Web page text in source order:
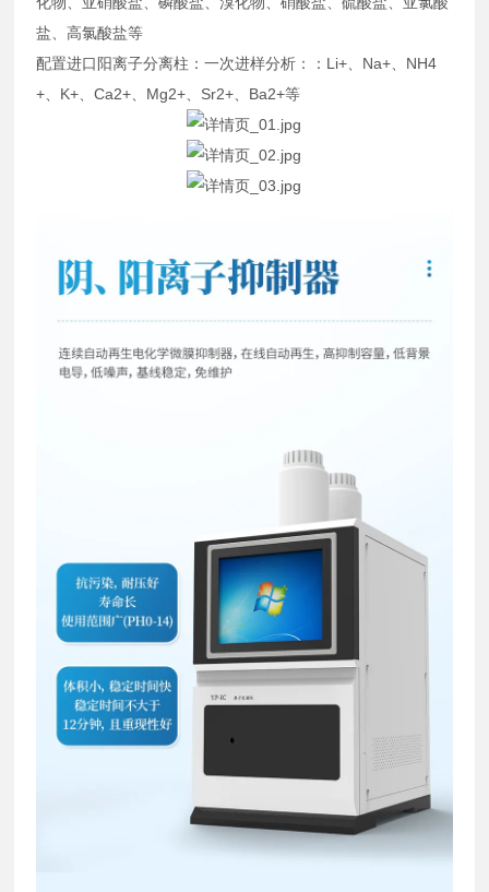
盐、高氯酸盐等
配置进口阳离子分离柱：一次进样分析：：Li+、Na+、NH4
+、K+、Ca2+、Mg2+、Sr2+、Ba2+等